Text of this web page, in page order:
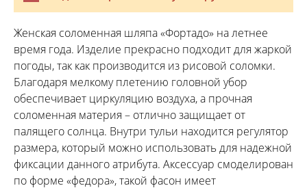
Женская соломенная шляпа «Фортадо» на летнее
время года. Изделие прекрасно подходит для жаркой
погоды, так как производится из рисовой соломки.
Благодаря мелкому плетению головной убор
обеспечивает циркуляцию воздуха, а прочная
соломенная материя – отлично защищает от
палящего солнца. Внутри тульи находится регулятор
размера, который можно использовать для надежной
фиксации данного атрибута. Аксессуар смоделирован
по форме «федора», такой фасон имеет